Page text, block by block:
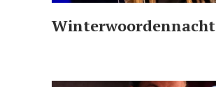
Winterwoordennacht